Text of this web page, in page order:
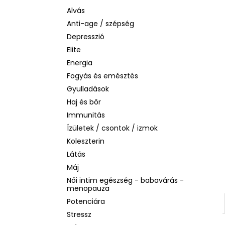
Alvás
Anti-age / szépség
Depresszió
Elite
Energia
Fogyás és emésztés
Gyulladások
Haj és bőr
Immunitás
Ízületek / csontok / izmok
Koleszterin
Látás
Máj
Női intim egészség - babavárás -
menopauza
Potenciára
Stressz
BIODERMA PHOTODERM AQUAFLUID
INVISIBLE SPF 50+ – LÁTHATATLAN
ARCVÉDŐ KRÉM, 40 ML
2 480 Ft
Korábbi: 6 870 Ft